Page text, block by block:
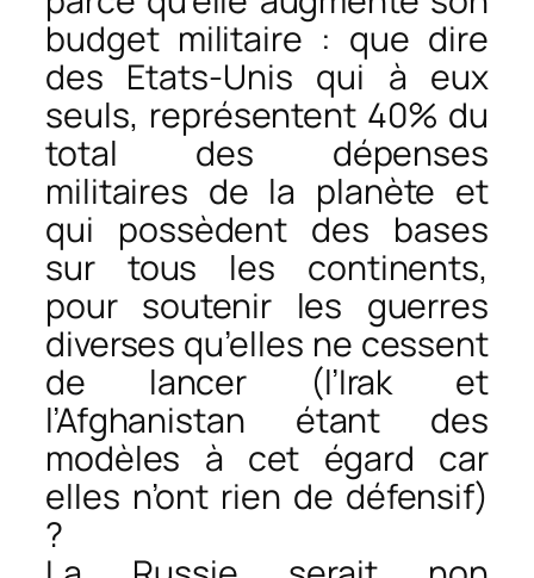
budget militaire : que dire
des Etats-Unis qui à eux
seuls, représentent 40% du
total des dépenses
militaires de la planète et
qui possèdent des bases
sur tous les continents,
pour soutenir les guerres
diverses qu’elles ne cessent
de lancer (l’Irak et
l’Afghanistan étant des
modèles à cet égard car
elles n’ont rien de défensif)
?